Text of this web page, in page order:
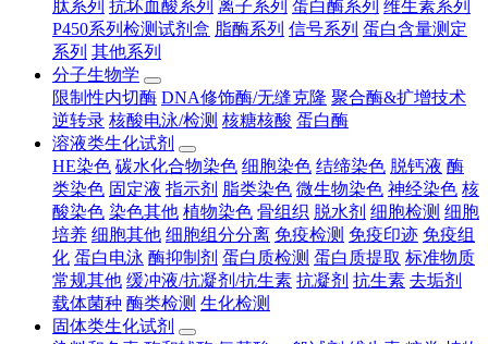
肽系列 抗坏血酸系列 离子系列 蛋白酶系列 维生素系列
P450系列检测试剂盒 脂酶系列 信号系列 蛋白含量测定
系列 其他系列
分子生物学
限制性内切酶 DNA修饰酶/无缝克隆 聚合酶&扩增技术
逆转录 核酸电泳/检测 核糖核酸 蛋白酶
溶液类生化试剂
HE染色 碳水化合物染色 细胞染色 结缔染色 脱钙液 酶
类染色 固定液 指示剂 脂类染色 微生物染色 神经染色 核
酸染色 染色其他 植物染色 骨组织 脱水剂 细胞检测 细胞
培养 细胞其他 细胞组分分离 免疫检测 免疫印迹 免疫组
化 蛋白电泳 酶抑制剂 蛋白质检测 蛋白质提取 标准物质
常规其他 缓冲液/抗凝剂/抗生素 抗凝剂 抗生素 去垢剂
载体菌种 酶类检测 生化检测
固体类生化试剂